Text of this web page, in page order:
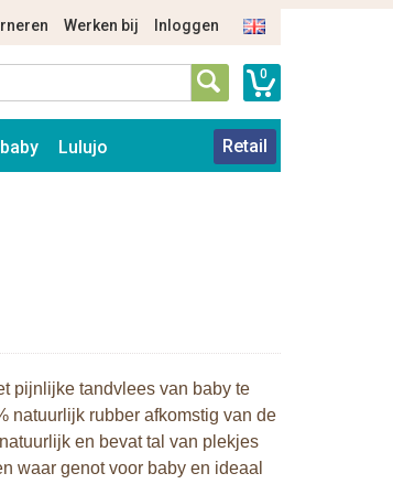
Werken bij Inloggen
0
Lulujo Retail
pijnlijke tandvlees van baby te
natuurlijk rubber afkomstig van de
en bevat tal van plekjes
waar genot voor baby en ideaal